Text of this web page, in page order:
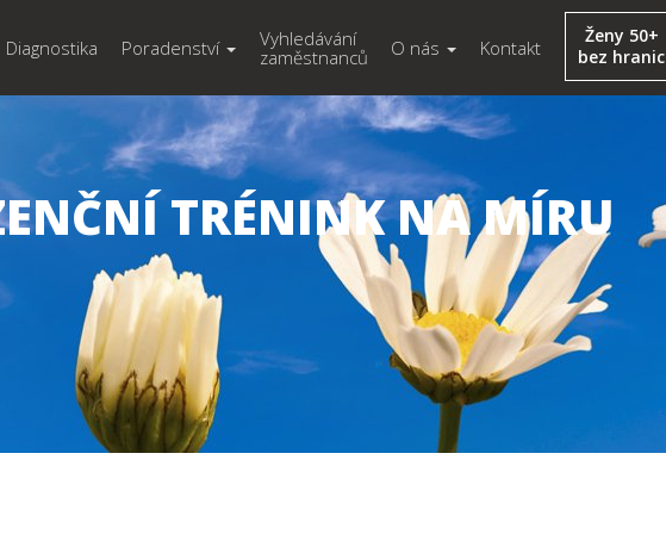
Diagnostika Poradenství
Vyhledávání
zaměstnanců
O nás Kontakt
Ženy 50+
bez hranic
TRÉNINK NA MÍRU